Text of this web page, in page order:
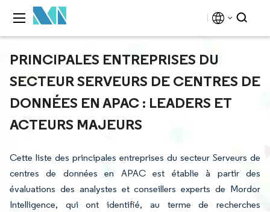
PRINCIPALES ENTREPRISES DU
SECTEUR SERVEURS DE CENTRES DE
DONNÉES EN APAC : LEADERS ET
ACTEURS MAJEURS
Cette liste des principales entreprises du secteur Serveurs de
centres de données en APAC est établie à partir des
évaluations des analystes et conseillers experts de Mordor
Intelligence, qui ont identifié, au terme de recherches